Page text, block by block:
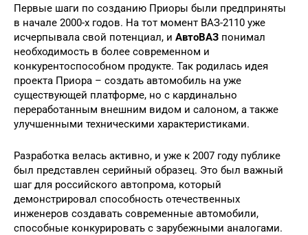
Первые шаги по созданию Приоры были предприняты
в начале 2000-х годов. На тот момент ВАЗ-2110 уже
исчерпывала свой потенциал, и АвтоВАЗ понимал
необходимость в более современном и
конкурентоспособном продукте. Так родилась идея
проекта Приора – создать автомобиль на уже
существующей платформе, но с кардинально
переработанным внешним видом и салоном, а также
улучшенными техническими характеристиками.
Разработка велась активно, и уже к 2007 году публике
был представлен серийный образец. Это был важный
шаг для российского автопрома, который
демонстрировал способность отечественных
инженеров создавать современные автомобили,
способные конкурировать с зарубежными аналогами.